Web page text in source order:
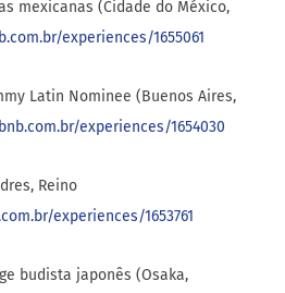
mexicanas (Cidade do México,
experiences/1655061
Latin Nominee (Buenos Aires,
experiences/1654030
Reino
experiences/1653761
budista japonês (Osaka,